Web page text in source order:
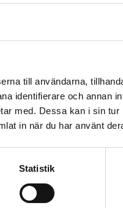
till användarna,
identifierare och annan
med. Dessa kan i sin tur
in när du har använt
Statistik